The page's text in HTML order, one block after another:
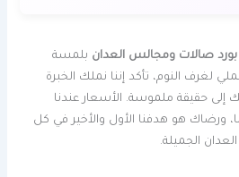
صالات ومجالس العدان بلمسة
النوم، تأكد إننا نملك الخبرة
إلى حقيقة ملموسة. الأسعار عندنا
ورضاك هو هدفنا الأول والأخير في كل
الجميلة.